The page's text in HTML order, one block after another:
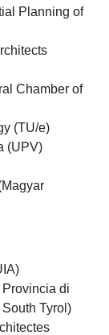
Planning of
Chamber of
(TU/e)
(UPV)
Provincia di
Tyrol)